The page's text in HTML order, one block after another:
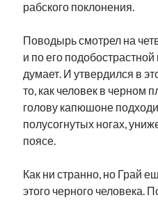
рабского поклонения.
Поводырь смотрел на
и по его
думает. И утвердился в
то, как человек в черном
голову капюшоне
полусогнутых ногах,
поясе.
Как ни странно, но Грай
этого черного человека.